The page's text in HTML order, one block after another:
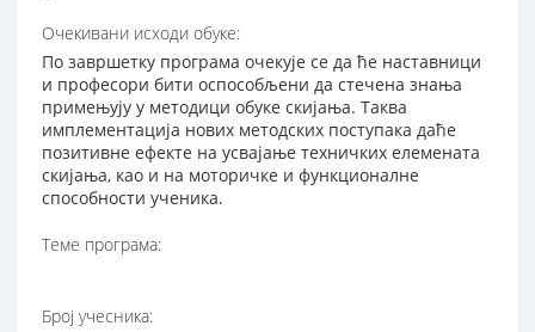
Очекивани исходи обуке:
По завршетку програма очекује се да ће наставници
и професори бити оспособљени да стечена знања
примењују у методици обуке скијања. Таква
имплементација нових методских поступака даће
позитивне ефекте на усвајање техничких елемената
скијања, као и на моторичке и функционалне
способности ученика.
Теме програма:
Број учесника: